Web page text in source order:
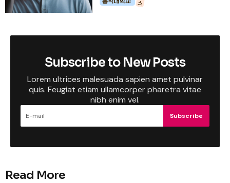
Subscribe to New Posts
Lorem ultrices malesuada sapien amet pulvinar
quis. Feugiat etiam ullamcorper pharetra vitae
nibh enim vel.
Subscribe
Read More